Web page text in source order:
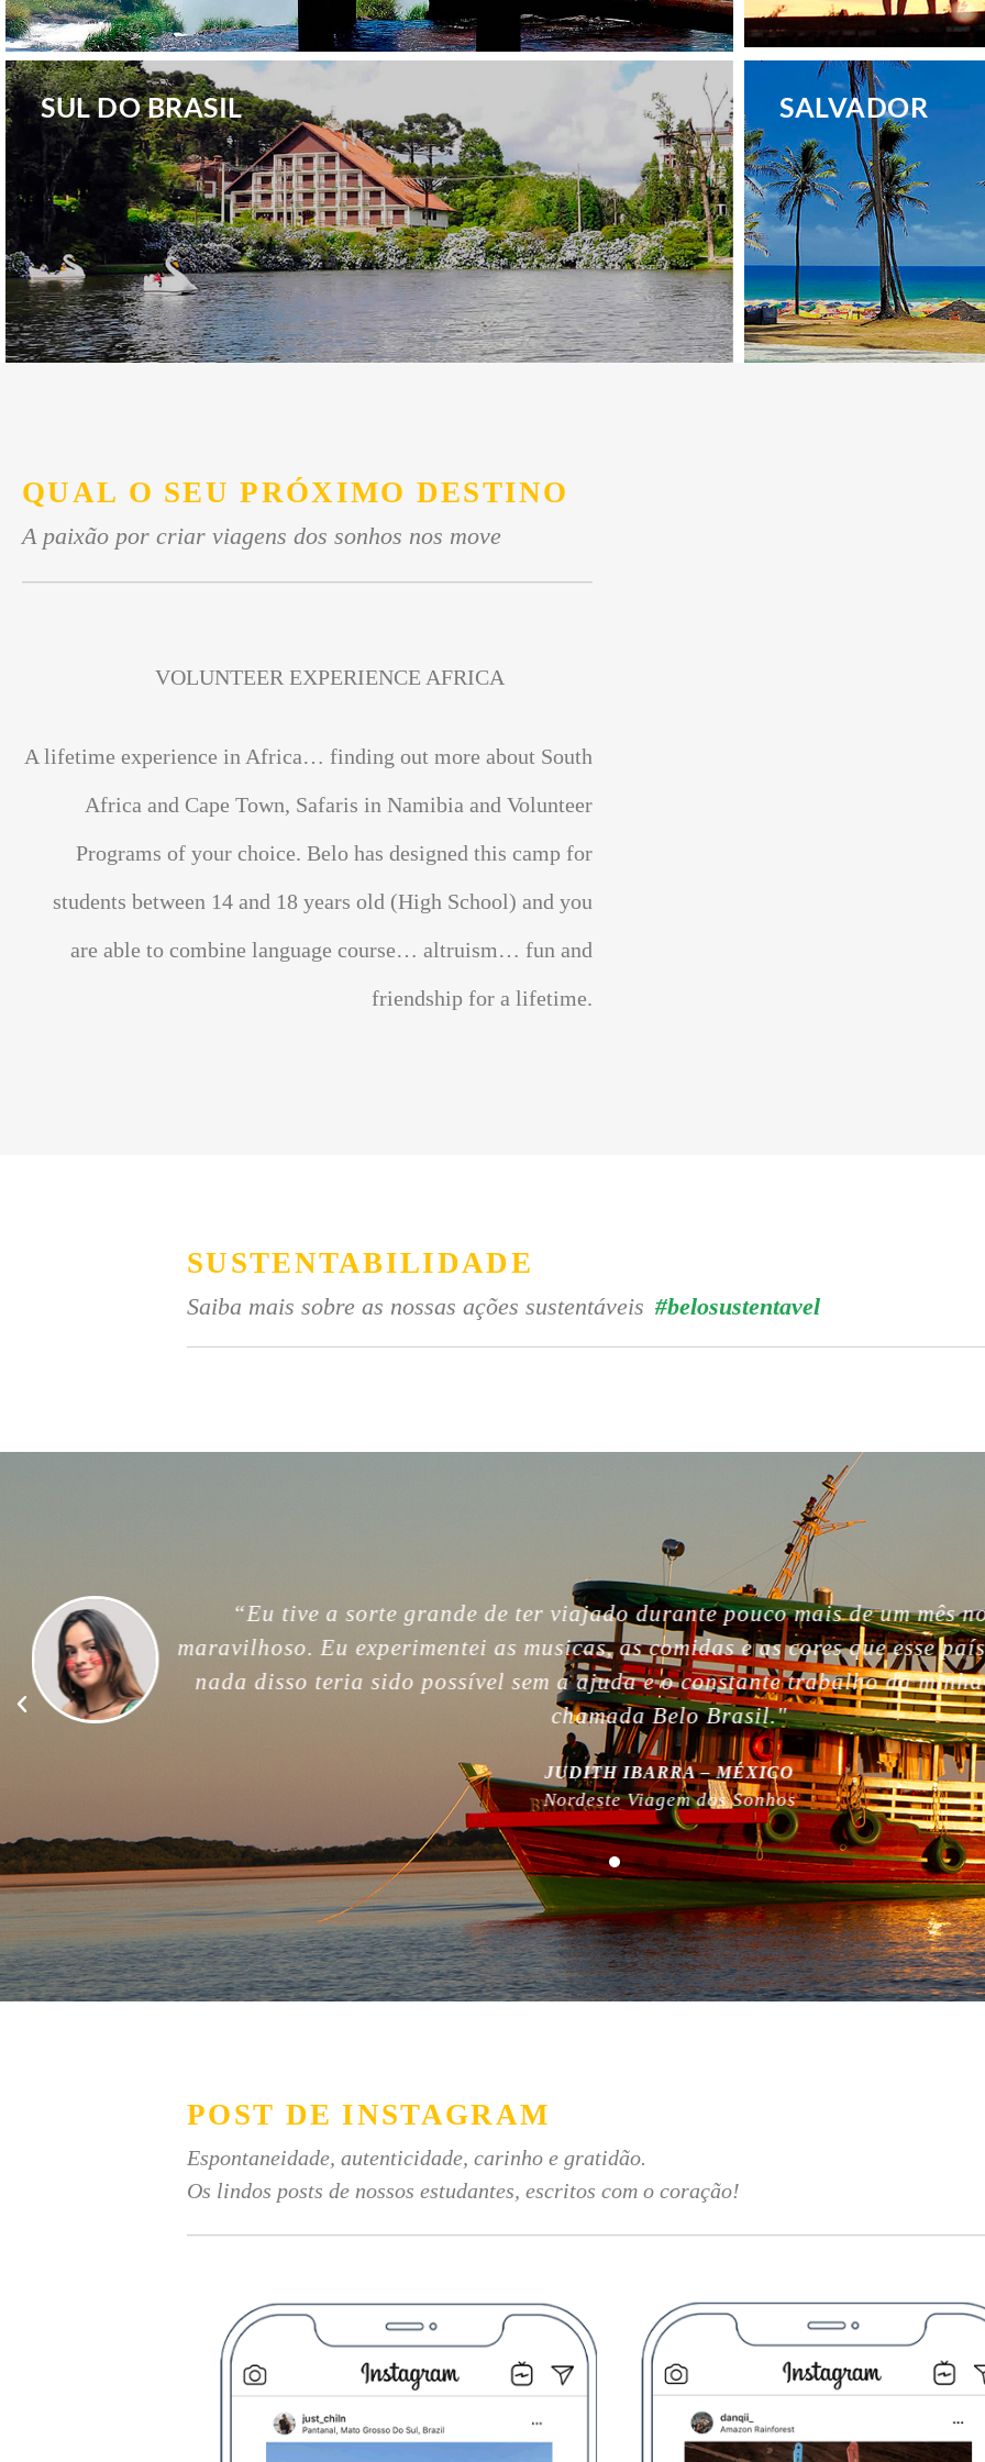
. .
SUL DO BRASIL SALVADOR
QUAL O SEU PRÓXIMO DESTINO
A paixão por criar viagens dos sonhos nos move
VOLUNTEER EXPERIENCE AFRICA
A lifetime experience in Africa… finding out more about South
Africa and Cape Town, Safaris in Namibia and Volunteer
Programs of your choice. Belo has designed this camp for
students between 14 and 18 years old (High School) and you
are able to combine language course… altruism… fun and
friendship for a lifetime.
SUSTENTABILIDADE
Saiba mais sobre as nossas ações sustentáveis #belosustentavel
“For me, this trip was unforgettable. So beautiful people, nature, without
memories. Thank you so much, the best week of my life. So much love for
good work! Plus, thanks for being plastic free!”
MILLA NURMI | FINLÂNDIA
Expedição Amazônia
POST DE INSTAGRAM
Espontaneidade, autenticidade, carinho e gratidão.
Os lindos posts de nossos estudantes, escritos com o coração!